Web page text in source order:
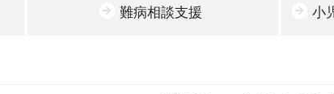
難病相談支援 小